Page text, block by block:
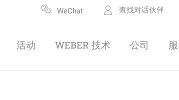
WeChat 查找对话伙伴
活动 WEBER 技术 公司